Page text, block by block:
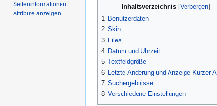
Inhaltsverzeichnis
1 Benutzerdaten
2 Skin
3 Files
4 Datum und Uhrzeit
5 Textfeldgröße
6
Letzte Änderung und Anzeige Kurzer
7 Suchergebnisse
8 Verschiedene Einstellungen
Seiten­­informationen
Attribute anzeigen